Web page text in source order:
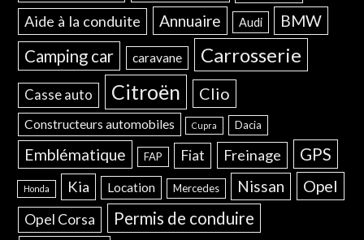
Aide à la conduite Annuaire Audi BMW
Camping car caravane Carrosserie
Casse auto Citroën Clio
Constructeurs automobiles Cupra Dacia
Emblématique FAP Fiat Freinage GPS
Honda Kia Location Mercedes Nissan Opel
Opel Corsa Permis de conduire